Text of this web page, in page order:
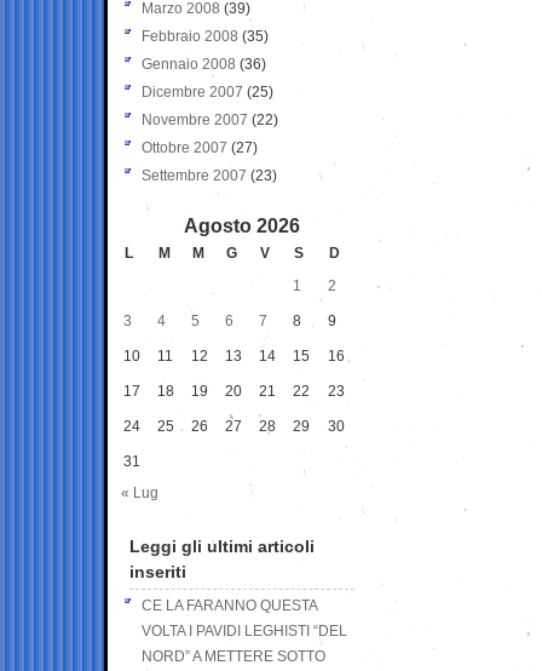
Marzo 2008 (39)
Febbraio 2008 (35)
Gennaio 2008 (36)
Dicembre 2007 (25)
Novembre 2007 (22)
Ottobre 2007 (27)
Settembre 2007 (23)
Agosto 2026
L M M G V S
D
1
2
3 4 5 6 7 8 9
10 11 12 13 14 15 16
17 18 19 20 21 22 23
24 25 26 27 28 29 30
31
« Lug
Leggi gli ultimi articoli
inseriti
CE LA FARANNO QUESTA
VOLTA I PAVIDI LEGHISTI “DEL
NORD” A METTERE SOTTO